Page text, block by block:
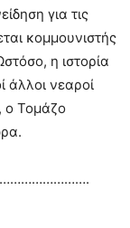
για τις
κομμουνιστής
η ιστορία
άλλοι νεαροί
ο Τομάζο